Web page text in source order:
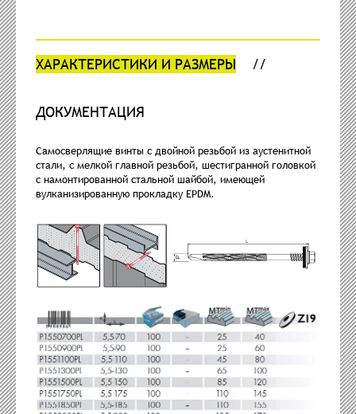
ХАРАКТЕРИСТИКИ И РАЗМЕРЫ
ДОКУМЕНТАЦИЯ
Самосверлящие винты с двойной резьбой из аустенитной
стали, с мелкой главной резьбой, шестигранной головкой
с намонтированной стальной шайбой, имеющей
вулканизированную прокладку EPDM.